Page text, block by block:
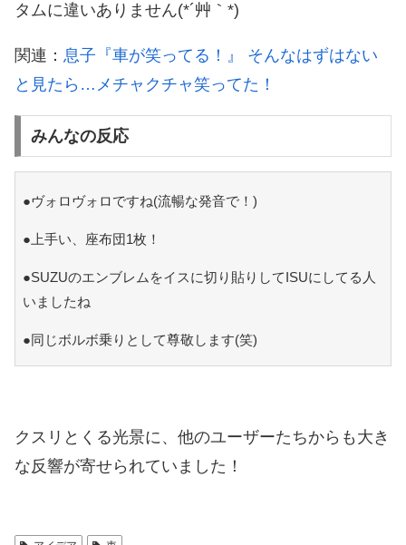
タムに違いありません(*´艸｀*)
関連： 息子『車が笑ってる！』 そんなはずはない
と見たら…メチャクチャ笑ってた！
みんなの反応
●ヴォロヴォロですね(流暢な発音で！)
●上手い、座布団1枚！
●SUZUのエンブレムをイスに切り貼りしてISUにしてる人
いましたね
●同じボルボ乗りとして尊敬します(笑)
クスリとくる光景に、他のユーザーたちからも大き
な反響が寄せられていました！